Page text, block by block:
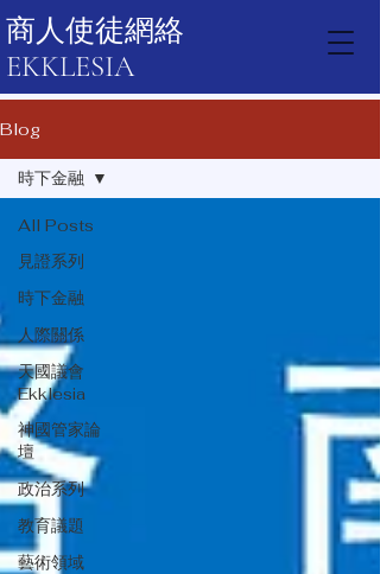
商人使徒網絡
EKKLESIA
Blog
All Posts
見證系列
時下金融
人際關係
天國議會
Ekklesia
神國管家論
壇
政治系列
教育議題
藝術領域
時下金融